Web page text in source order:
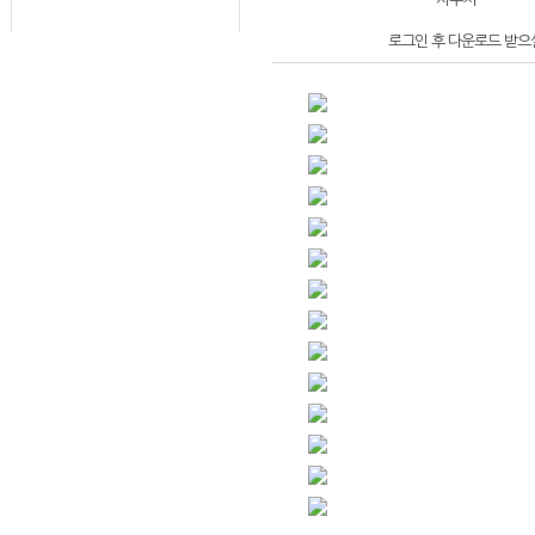
로그인 후 다운로드 받으